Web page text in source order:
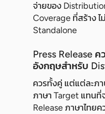
จ่ายของ
Coverage ที่สร้าง ไ
Standalone
Press Release ค
อังกฤษสำหรับ
ควรทั้งคู่ แต่แต่ละภา
ภาษา Target แทนที่
Release ภาษาไทย